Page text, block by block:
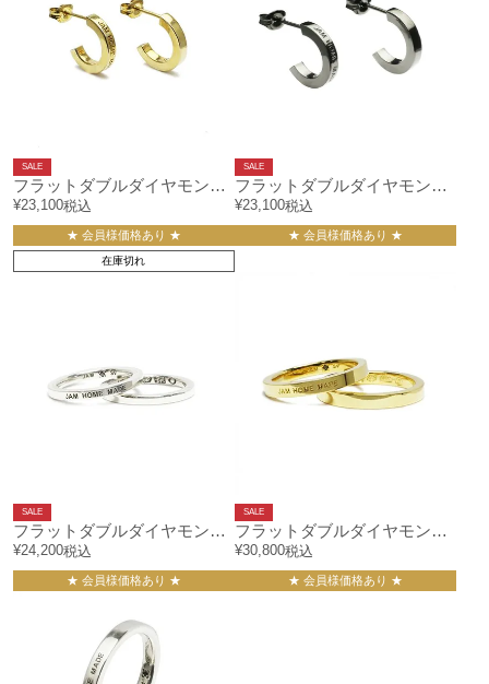
フラットダブルダイヤモンドピアス-ゴールド/両耳
SALE
¥23,100税込
★ 会員様価格あり ★
在庫切れ
フラットダブルダイヤモンドピアス-ブラック/両耳
SALE
¥23,100税込
★ 会員様価格あり ★
フラットダブルダイヤモンドリングS-シルバー/指輪
SALE
¥24,200税込
★ 会員様価格あり ★
フラットダブルダイヤモンドリングM-ゴールド/指輪
SALE
¥30,800税込
★ 会員様価格あり ★